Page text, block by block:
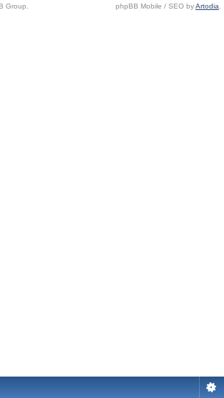
Group. phpBB Mobile / SEO byArtodia